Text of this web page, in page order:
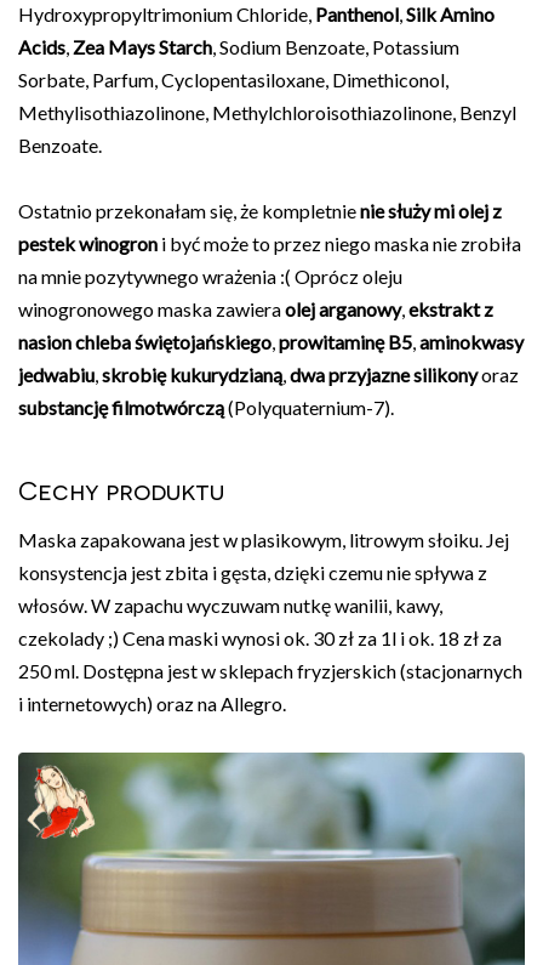
Hydroxypropyltrimonium Chloride, Panthenol Silk Amino
Acids Zea Mays Starch , Sodium Benzoate, Potassium
Sorbate, Parfum, Cyclopentasiloxane, Dimethiconol,
Methylisothiazolinone, Methylchloroisothiazolinone, Benzyl
Benzoate.
Ostatnio przekonałam się, że kompletnienie służy mi olej z
pestek winogron i być może to przez niego maska nie zrobiła
na mnie pozytywnego wrażenia :( Oprócz oleju
winogronowego maska zawieraolej arganowy, ekstrakt z
nasion chleba świętojańskiego prowitaminę B5 aminokwasy
jedwabiu skrobię kukurydzianą dwa przyjazne silikonyoraz
substancję filmotwórczą(Polyquaternium-7).
Cechy produktu
Maska zapakowana jest w plasikowym, litrowym słoiku. Jej
konsystencja jest zbita i gęsta, dzięki czemu nie spływa z
włosów. W zapachu wyczuwam nutkę wanilii, kawy,
czekolady ;) Cena maski wynosi ok. 30 zł za 1l i ok. 18 zł za
250 ml. Dostępna jest w sklepach fryzjerskich (stacjonarnych
i internetowych) oraz na Allegro.